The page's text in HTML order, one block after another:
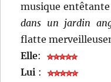
musique
dans un jardin
flatte
Elle:
Lui :